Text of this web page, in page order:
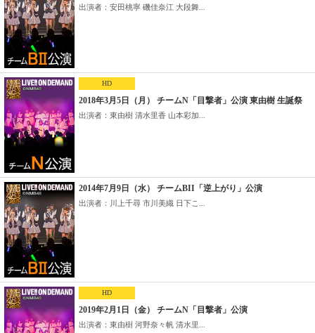
出演者：安田桃寧 磯佳奈江 大段舞...
HD
2018年3月5日（月） チームN「目撃者」公演 東由樹 生誕祭
出演者：東由樹 清水里香 山本彩加...
2014年7月9日（水） チームBII「逆上がり」公演
出演者：川上千尋 市川美織 日下こ...
HD
2019年2月1日（金） チームN「目撃者」公演
出演者：東由樹 河野奈々帆 清水里...